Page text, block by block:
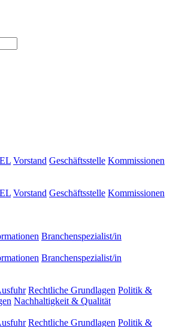
Vorstand Geschäftsstelle Kommissionen
Vorstand Geschäftsstelle Kommissionen
Branchenspezialist/in
Branchenspezialist/in
Rechtliche Grundlagen Politik &
Nachhaltigkeit & Qualität
Rechtliche Grundlagen Politik &